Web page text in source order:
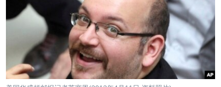
中东
美洲
全球议题
人权·法律·宗教
科教·文娱·体健
劳工
环境
热点专题
国会报道
美中关系
美国建国250周年
VOA视频
VOA今日焦点
中文广播